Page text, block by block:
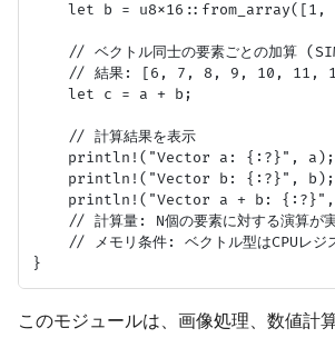
let b =
// ベクトル同士の要素ごとの加算
// 結果: [6, 7, 8, 9, 10, 11,
    let c = a + b;
    // 計算結果を表示
    println!("Vector a: {:?}", a);
    println!("Vector b: {:?}", b);
println!("Vector a + b:
// 計算量: N個の要素に対する演算が
// メモリ条件: ベクトル型はCPUレジ
このモジュールは、画像処理、数値計